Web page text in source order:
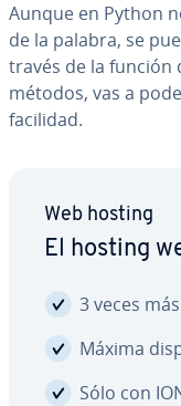
Aunque en Python
de la palabra, se
través de la función
métodos, vas a
facilidad.
Web hosting
El hosting
3 veces
Máxima
Sólo con